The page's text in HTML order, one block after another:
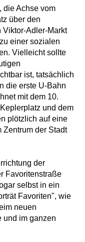
die Achse vom
über den
Adler-Markt
einer sozialen
Vielleicht sollte
ist, tatsächlich
die erste U-Bahn
mit dem 10.
und dem
plötzlich auf eine
Zentrum der Stadt
der
Favoritenstraße
selbst in ein
Favoriten", wie
neuen
und im ganzen